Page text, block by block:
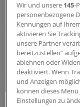
50 Jahre Jung-Preis
Wir und unsere 145-
personenbezogene
Kennungen auf
aktivieren Sie
unsere Partner
bereitzustellen“
ablehnen oder
deaktiviert. Wenn
und Anzeigen
können dieses
Einstellungen zu